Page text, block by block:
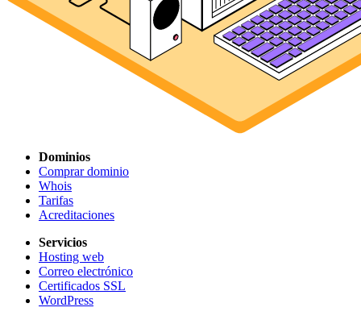
Dominios
Comprar dominio
Whois
Tarifas
Acreditaciones
Servicios
Hosting web
Correo electrónico
Certificados SSL
WordPress